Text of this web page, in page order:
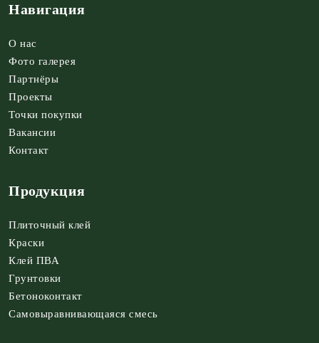
Навигация
О нас
Фото галерея
Партнёры
Проекты
Точки покупки
Вакансии
Контакт
Продукция
Плиточный клей
Краски
Клей ПВА
Грунтовки
Бетоноконтакт
Самовыравнивающаяся смесь